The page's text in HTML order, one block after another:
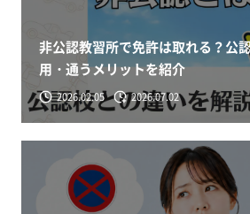
非公認教習所で免許は取れる？公
用・通うメリットを紹介
2026.02.05 2026.07.02